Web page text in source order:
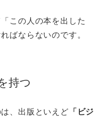
この人の本を出した
ばならないのです。
持つ
、出版といえど 「ビジ